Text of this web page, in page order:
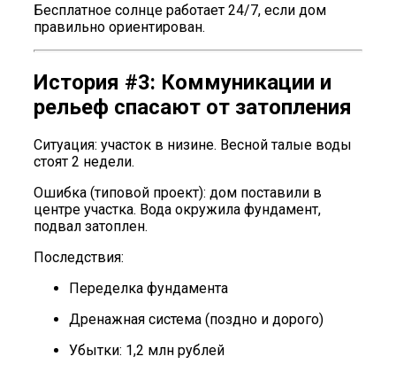
Бесплатное солнце работает 24/7, если дом
правильно ориентирован.
История #3: Коммуникации и
рельеф спасают от затопления
Ситуация: участок в низине. Весной талые воды
стоят 2 недели.
Ошибка (типовой проект): дом поставили в
центре участка. Вода окружила фундамент,
подвал затоплен.
Последствия:
Переделка фундамента
Дренажная система (поздно и дорого)
Убытки: 1,2 млн рублей